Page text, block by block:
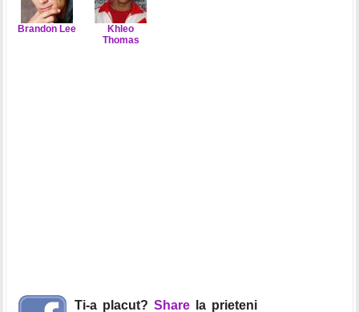
Brandon Lee
Khleo
Thomas
Ti-a placut? Share la prieteni